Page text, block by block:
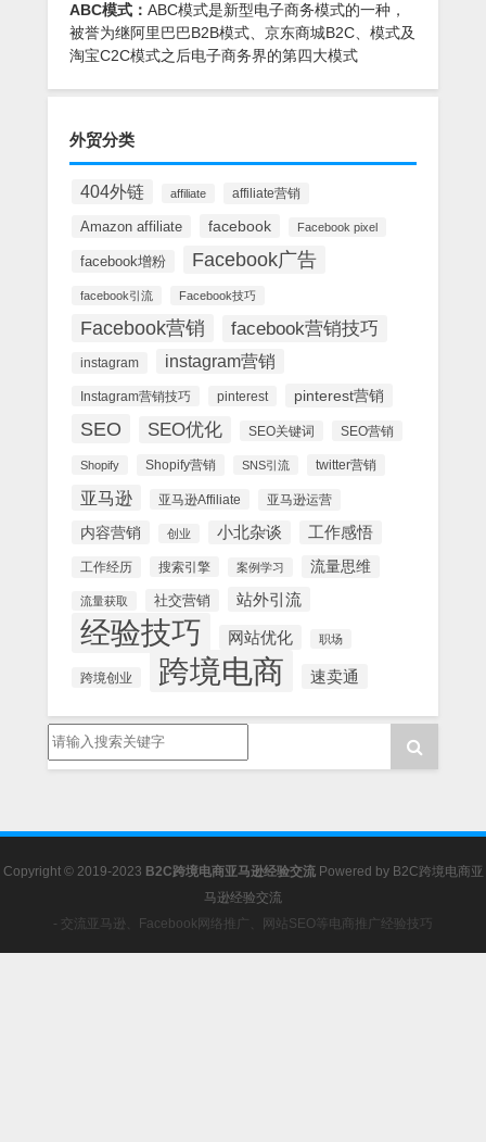
ABC模式： ABC模式是新型电子商务模式的一种，
被誉为继阿里巴巴B2B模式、京东商城B2C、模式及
淘宝C2C模式之后电子商务界的第四大模式
外贸分类
404外链 affiliate affiliate营销
Amazon affiliate facebook Facebook pixel
facebook增粉 Facebook广告
facebook引流 Facebook技巧
Facebook营销 facebook营销技巧
instagram instagram营销
Instagram营销技巧 pinterest pinterest营销
SEO SEO优化 SEO关键词 SEO营销
Shopify Shopify营销 SNS引流 twitter营销
亚马逊 亚马逊Affiliate 亚马逊运营
内容营销 创业 小北杂谈 工作感悟
工作经历 搜索引擎 案例学习 流量思维
流量获取 社交营销 站外引流
经验技巧 网站优化 职场
跨境创业 跨境电商 速卖通
Copyright © 2019-2023 B2C跨境电商亚马逊经验交流 Powered by B2C跨境电商亚
马逊经验交流
- 交流亚马逊、Facebook网络推广、网站SEO等电商推广经验技巧